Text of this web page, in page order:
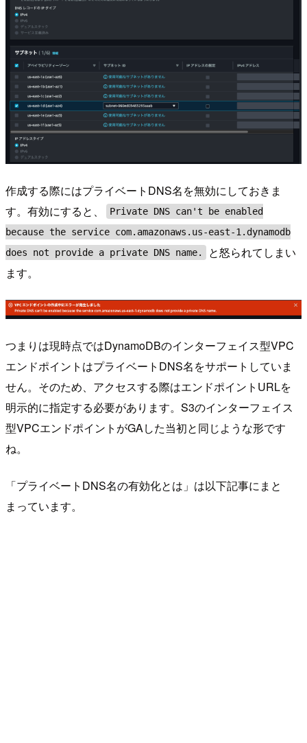
作成する際にはプライベートDNS名を無効にしておきま
す。有効にすると、
Private DNS can't be enabled
because the service com.amazonaws.us-east-1.dynamodb
does not provide a private DNS name.
と怒られてしまい
ます。
つまりは現時点ではDynamoDBのインターフェイス型VPC
エンドポイントはプライベートDNS名をサポートしていま
せん。そのため、アクセスする際はエンドポイントURLを
明示的に指定する必要があります。S3のインターフェイス
型VPCエンドポイントがGAした当初と同じような形です
ね。
「プライベートDNS名の有効化とは」は以下記事にまと
まっています。